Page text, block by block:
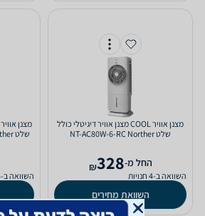
‏מצנן אוויר COOL מצנן אוויר דיגיטלי כולל
שלט NT-AC80W-6-RC Norther
‫החל מ-328
₪
השוואה ב-4 חנויות
השוואת מחירים
שלט NT-SPACE-80W-10L-RC Norther
השוואה ב-4 חנויות